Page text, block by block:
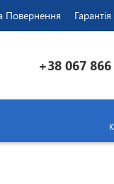
Повернення
+38 067